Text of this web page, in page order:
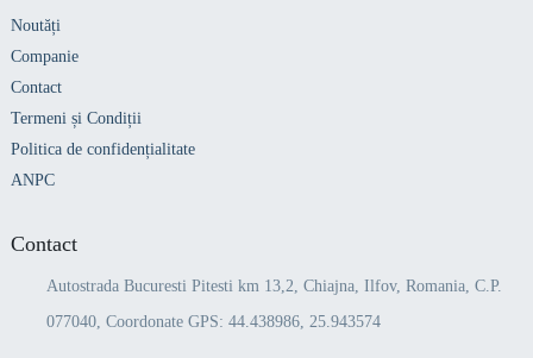
Noutăți
Companie
Contact
Termeni și Condiții
Politica de confidențialitate
ANPC
Contact
Autostrada Bucuresti Pitesti km 13,2, Chiajna, Ilfov, Romania, C.P.
077040, Coordonate GPS: 44.438986, 25.943574